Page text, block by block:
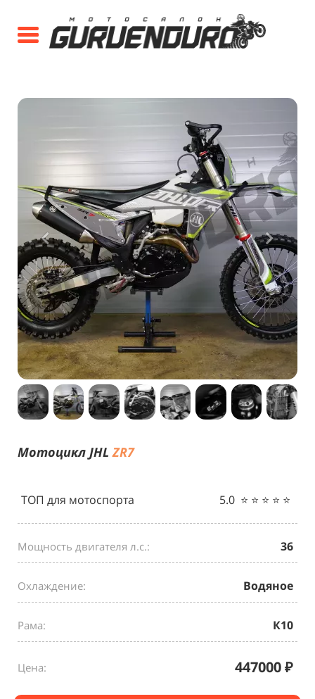
Мотоцикл JHLZR7
ТОП для мотоспорта 5.0 ⭐️ ⭐️ ⭐️ ⭐️ ⭐️
Мощность двигателя л.с.: 36
Охлаждение: Водяное
Рама: К10
Цена: 447000₽